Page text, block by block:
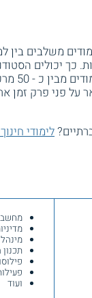
משלבים בין
כך יכולים
פני פרק זמן
לימודי
מינהל
ועוד